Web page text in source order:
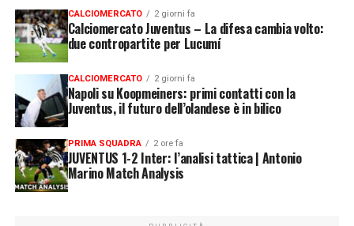
CALCIOMERCATO 2 giorni fa
Calciomercato Juventus – La difesa cambia volto:
due contropartite per Lucumí
CALCIOMERCATO 2 giorni fa
Napoli su Koopmeiners: primi contatti con la
Juventus, il futuro dell’olandese è in bilico
PRIMA SQUADRA 2 ore fa
JUVENTUS 1-2 Inter: l’analisi tattica | Antonio
Marino Match Analysis